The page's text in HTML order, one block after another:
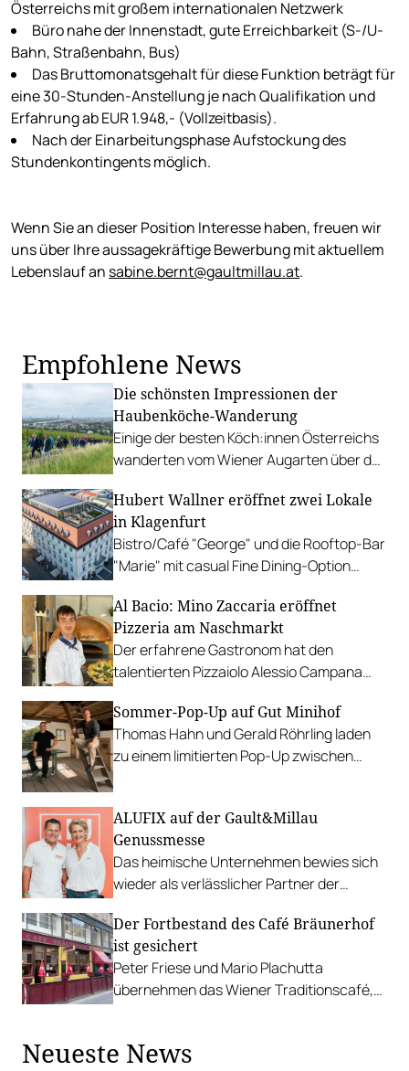
Österreichs mit großem internationalen Netzwerk
Büro nahe der Innenstadt, gute Erreichbarkeit (S-/U-
Bahn, Straßenbahn, Bus)
Das Bruttomonatsgehalt für diese Funktion beträgt für
eine 30-Stunden-Anstellung je nach Qualifikation und
Erfahrung ab EUR 1.948,- (Vollzeitbasis).
Nach der Einarbeitungsphase Aufstockung des
Stundenkontingents möglich.
Wenn Sie an dieser Position Interesse haben, freuen wir
uns über Ihre aussagekräftige Bewerbung mit aktuellem
Lebenslauf an sabine.bernt@gaultmillau.at.
Empfohlene News
Die schönsten Impressionen der
Haubenköche-Wanderung
Einige der besten Köch:innen Österreichs
wanderten vom Wiener Augarten über das
feierten 100 Jahre Lohberger.
Hubert Wallner eröffnet zwei Lokale
in Klagenfurt
Bistro/Café "George" und die Rooftop-Bar
"Marie" mit casual Fine Dining-Option
Al Bacio: Mino Zaccaria eröffnet
Pizzeria am Naschmarkt
Der erfahrene Gastronom hat den
talentierten Pizzaiolo Alessio Campana
neapolitanische Pizza.
Sommer-Pop-Up auf Gut Minihof
Thomas Hahn und Gerald Röhrling laden
zu einem limitierten Pop-Up zwischen
ALUFIX auf der Gault&Millau
Genussmesse
Das heimische Unternehmen bewies sich
wieder als verlässlicher Partner der
60. Geburtstag.
Der Fortbestand des Café Bräunerhof
ist gesichert
Peter Friese und Mario Plachutta
übernehmen das Wiener Traditionscafé,
Neueste News